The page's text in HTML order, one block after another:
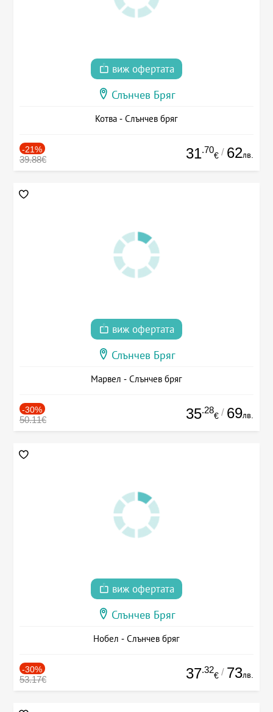
виж офертата
Слънчев Бряг
Котва - Слънчев бряг
-21%
39.88€ 31.70
€ / 62лв.
виж офертата
Слънчев Бряг
Марвел - Слънчев бряг
-30%
50.11€ 35.28
€ / 69лв.
виж офертата
Слънчев Бряг
Нобел - Слънчев бряг
-30%
53.17€ 37.32
€ / 73лв.